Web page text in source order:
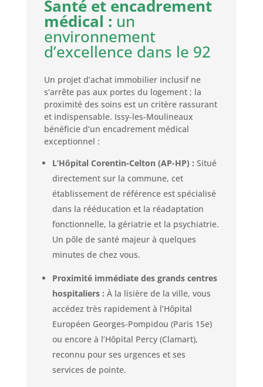
Santé et encadrement
médical : un
environnement
d’excellence dans le 92
Un projet d’achat immobilier inclusif ne
s’arrête pas aux portes du logement ; la
proximité des soins est un critère rassurant
et indispensable. Issy-les-Moulineaux
bénéficie d’un encadrement médical
exceptionnel :
L’Hôpital Corentin-Celton (AP-HP) : Situé
directement sur la commune, cet
établissement de référence est spécialisé
dans la rééducation et la réadaptation
fonctionnelle, la gériatrie et la psychiatrie.
Un pôle de santé majeur à quelques
minutes de chez vous.
Proximité immédiate des grands centres
hospitaliers : À la lisière de la ville, vous
accédez très rapidement à l’Hôpital
Européen Georges-Pompidou (Paris 15e)
ou encore à l’Hôpital Percy (Clamart),
reconnu pour ses urgences et ses
services de pointe.